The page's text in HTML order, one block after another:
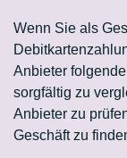
Wenn Sie als
Anbieter
sorgfältig zu
Anbieter zu
Geschäft zu